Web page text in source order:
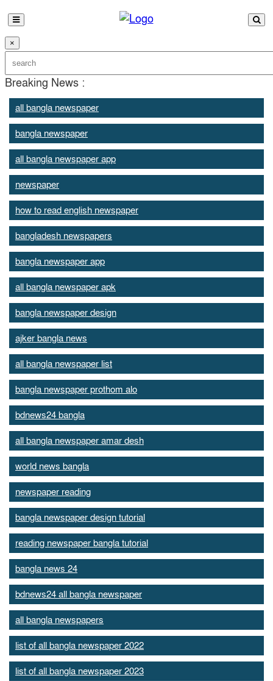
×
Breaking News :
all bangla newspaper
bangla newspaper
all bangla newspaper app
newspaper
how to read english newspaper
bangladesh newspapers
bangla newspaper app
all bangla newspaper apk
bangla newspaper design
ajker bangla news
all bangla newspaper list
bangla newspaper prothom alo
bdnews24 bangla
all bangla newspaper amar desh
world news bangla
newspaper reading
bangla newspaper design tutorial
reading newspaper bangla tutorial
bangla news 24
bdnews24 all bangla newspaper
all bangla newspapers
list of all bangla newspaper 2022
list of all bangla newspaper 2023